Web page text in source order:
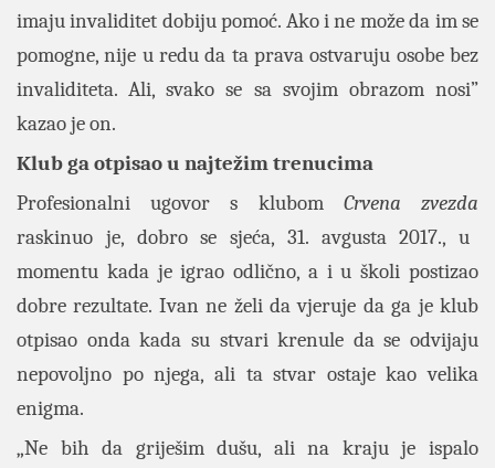
imaju invaliditet dobiju pomoć. Ako i ne može da im se
pomogne, nije u redu da ta prava ostvaruju osobe bez
invaliditeta. Ali, svako se sa svojim obrazom nosi”
kazao je on.
Klub ga otpisao u najtežim trenucima
Profesionalni ugovor s klubom Crvena zvezda
raskinuo je, dobro se sjeća, 31. avgusta 2017., u
momentu kada je igrao odlično, a i u školi postizao
dobre rezultate. Ivan ne želi da vjeruje da ga je klub
otpisao onda kada su stvari krenule da se odvijaju
nepovoljno po njega, ali ta stvar ostaje kao velika
enigma.
„Ne bih da griješim dušu, ali na kraju je ispalo